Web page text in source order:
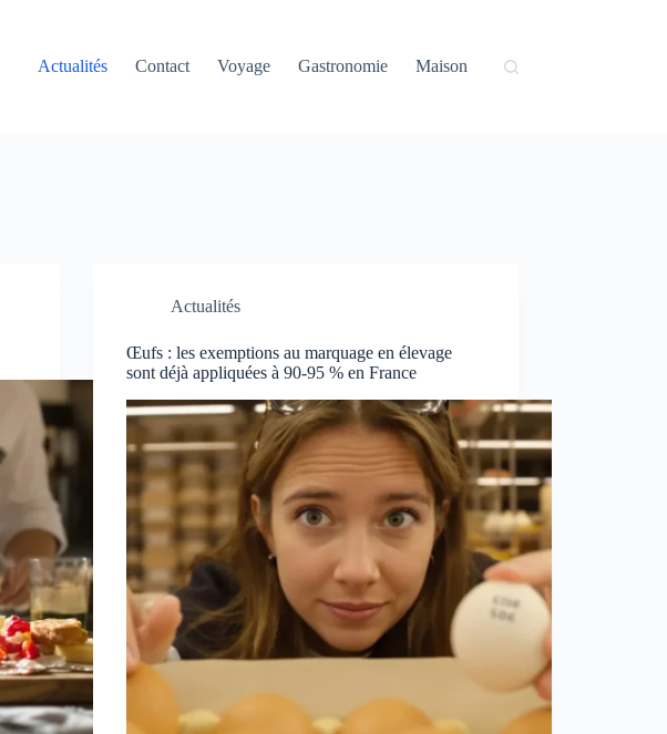
Actualités
Contact Voyage Gastronomie Maison
Actualités
Œufs : les exemptions au marquage en élevage
sont déjà appliquées à 90-95 % en France